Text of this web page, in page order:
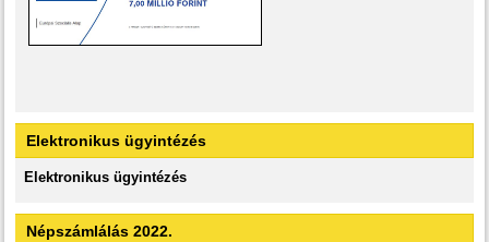
Elektronikus ügyintézés
Elektronikus ügyintézés
Népszámlálás 2022.